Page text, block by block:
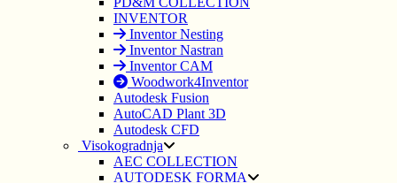
INVENTOR
Inventor Nesting
Inventor Nastran
Inventor CAM
Woodwork4Inventor
Autodesk Fusion
AutoCAD Plant 3D
Autodesk CFD
Visokogradnja
AEC COLLECTION
AUTODESK FORMA